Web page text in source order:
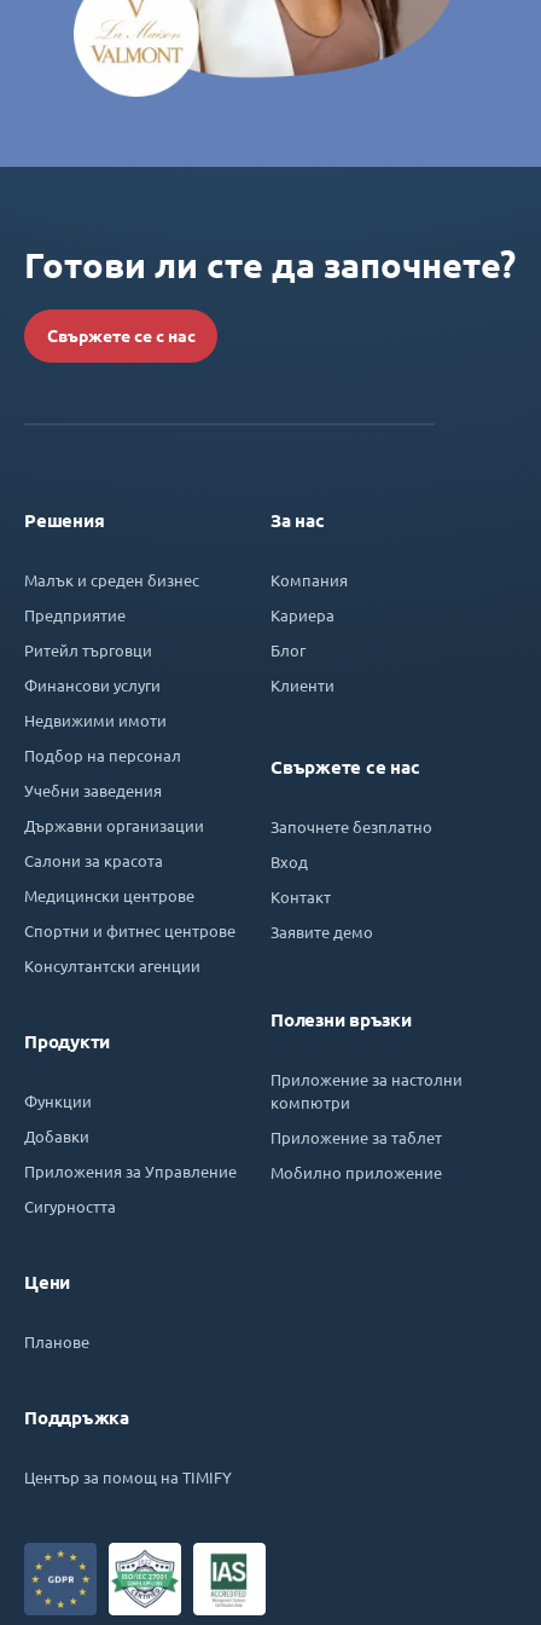
Готови ли сте да започнете?
Свържете се с нас
Решения
Малък и среден бизнес
Предприятие
Ритейл търговци
Финансови услуги
Недвижими имоти
Подбор на персонал
Учебни заведения
Държавни организации
Салони за красота
Медицински центрове
Спортни и фитнес центрове
Консултантски агенции
Продукти
Функции
Добавки
Приложения за Управление
Сигурността
Цени
Планове
Поддръжка
Център за помощ на TIMIFY
За нас
Компания
Кариера
Блог
Клиенти
Свържете се нас
Започнете безплатно
Вход
Контакт
Заявите демо
Полезни връзки
Приложение за настолни
компютри
Приложение за таблет
Мобилно приложение